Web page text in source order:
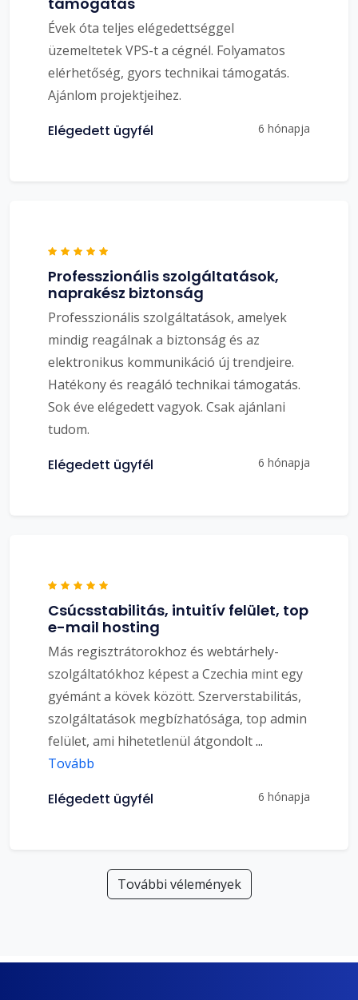
Évek óta teljes elégedettséggel
üzemeltetek VPS-t a cégnél. Folyamatos
elérhetőség, gyors technikai támogatás.
Ajánlom projektjeihez.
Elégedett ügyfél 6 hónapja
Professzionális szolgáltatások,
naprakész biztonság
Professzionális szolgáltatások, amelyek
mindig reagálnak a biztonság és az
elektronikus kommunikáció új trendjeire.
Hatékony és reagáló technikai támogatás.
Sok éve elégedett vagyok. Csak ajánlani
tudom.
Elégedett ügyfél 6 hónapja
Csúcsstabilitás, intuitív felület, top
e-mail hosting
Más regisztrátorokhoz és webtárhely-
szolgáltatókhoz képest a Czechia mint egy
gyémánt a kövek között. Szerverstabilitás,
szolgáltatások megbízhatósága, top admin
felület, ami hihetetlenül átgondolt...
Tovább
Elégedett ügyfél 6 hónapja
További vélemények